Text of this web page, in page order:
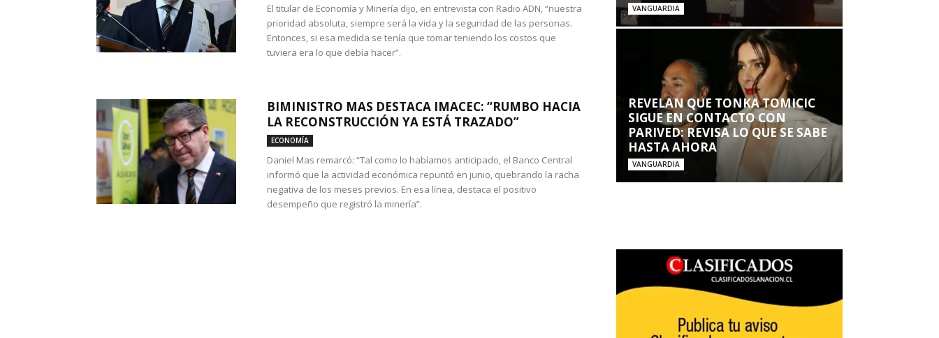
El titular de Economía y Minería dijo, en entrevista con Radio ADN, “nuestra
prioridad absoluta, siempre será la vida y la seguridad de las personas.
Entonces, si esa medida se tenía que tomar teniendo los costos que
tuviera era lo que debía hacer”.
BIMINISTRO MAS DESTACA IMACEC: “RUMBO HACIA
LA RECONSTRUCCIÓN YA ESTÁ TRAZADO”
ECONOMÍA
Daniel Mas remarcó: “Tal como lo habíamos anticipado, el Banco Central
informó que la actividad económica repuntó en junio, quebrando la racha
negativa de los meses previos. En esa línea, destaca el positivo
desempeño que registró la minería”.
VANGUARDIA
REVELAN QUE TONKA TOMICIC
SIGUE EN CONTACTO CON
PARIVED: REVISA LO QUE SE SABE
HASTA AHORA
VANGUARDIA